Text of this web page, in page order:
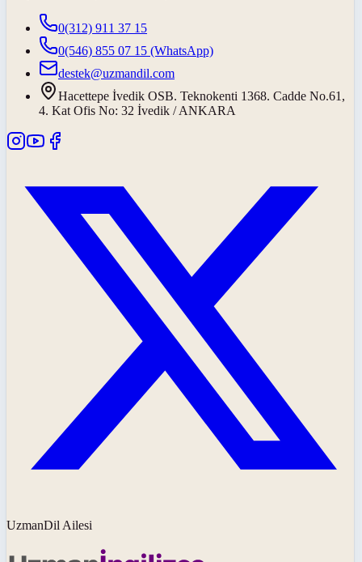
0(312) 911 37 15
0(546) 855 07 15 (WhatsApp)
destek@uzmandil.com
Hacettepe İvedik OSB. Teknokenti 1368. Cadde No.61,
4. Kat Ofis No: 32 İvedik / ANKARA
UzmanDil Ailesi